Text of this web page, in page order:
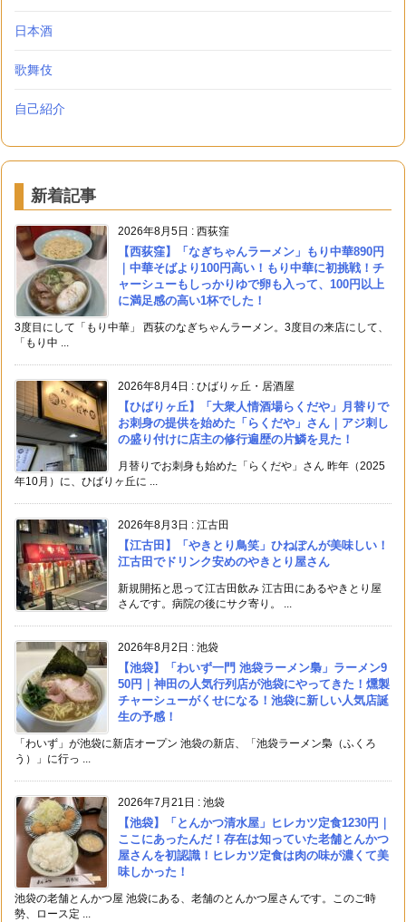
日本酒
歌舞伎
自己紹介
新着記事
2026年8月5日 : 西荻窪
【西荻窪】「なぎちゃんラーメン」もり中華890円
｜中華そばより100円高い！もり中華に初挑戦！チ
ャーシューもしっかりゆで卵も入って、100円以上
に満足感の高い1杯でした！
3度目にして「もり中華」 西荻のなぎちゃんラーメン。3度目の来店にして、
「もり中 ...
2026年8月4日 : ひばりヶ丘・居酒屋
【ひばりヶ丘】「大衆人情酒場らくだや」月替りで
お刺身の提供を始めた「らくだや」さん｜アジ刺し
の盛り付けに店主の修行遍歴の片鱗を見た！
月替りでお刺身も始めた「らくだや」さん 昨年（2025
年10月）に、ひばりヶ丘に ...
2026年8月3日 : 江古田
【江古田】「やきとり鳥笑」ひねぽんが美味しい！
江古田でドリンク安めのやきとり屋さん
新規開拓と思って江古田飲み 江古田にあるやきとり屋
さんです。病院の後にサク寄り。 ...
2026年8月2日 : 池袋
【池袋】「わいず一門 池袋ラーメン梟」ラーメン9
50円｜神田の人気行列店が池袋にやってきた！燻製
チャーシューがくせになる！池袋に新しい人気店誕
生の予感！
「わいず」が池袋に新店オープン 池袋の新店、「池袋ラーメン梟（ふくろ
う）」に行っ ...
2026年7月21日 : 池袋
【池袋】「とんかつ清水屋」ヒレカツ定食1230円｜
ここにあったんだ！存在は知っていた老舗とんかつ
屋さんを初認識！ヒレカツ定食は肉の味が濃くて美
味しかった！
池袋の老舗とんかつ屋 池袋にある、老舗のとんかつ屋さんです。このご時
勢、ロース定 ...